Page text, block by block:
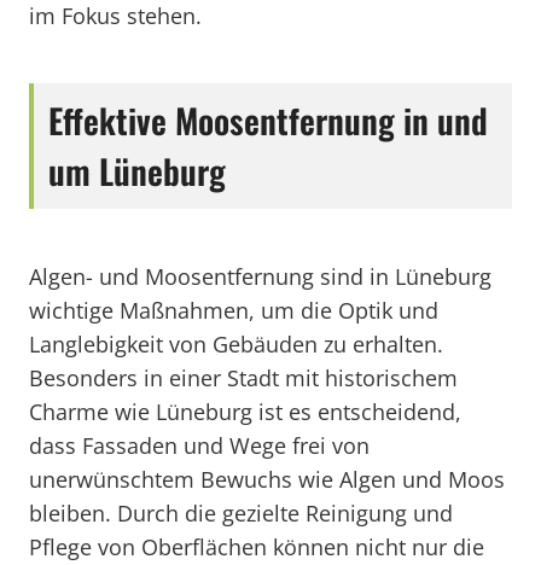
im Fokus stehen.
Effektive Moosentfernung in und
um Lüneburg
Algen- und Moosentfernung sind in Lüneburg
wichtige Maßnahmen, um die Optik und
Langlebigkeit von Gebäuden zu erhalten.
Besonders in einer Stadt mit historischem
Charme wie Lüneburg ist es entscheidend,
dass Fassaden und Wege frei von
unerwünschtem Bewuchs wie Algen und Moos
bleiben. Durch die gezielte Reinigung und
Pflege von Oberflächen können nicht nur die